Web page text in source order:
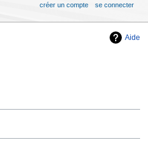
Aide
créer un compte se connecter